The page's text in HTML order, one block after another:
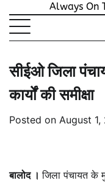
Always On
सीईओ जिला
कार्यों की समीक्षा
Posted on August
बालोद ।जिला पंचायत के